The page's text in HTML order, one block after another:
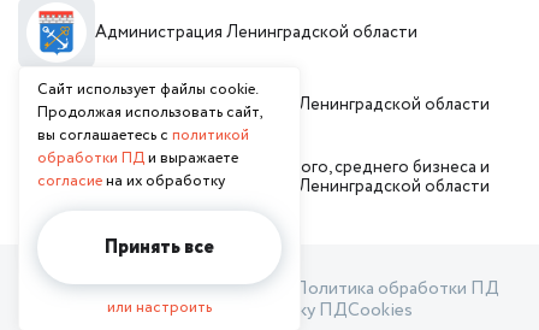
Администрация Ленинградской области
Инвестиционный портал Ленинградской области
Комитет по развитию малого, среднего бизнеса и
потребительского рынка Ленинградской области
Пользовательское соглашение
Политика обработки ПД
Согласие на обработку ПДCookies
Сайт использует файлы cookie.
Продолжая использовать сайт,
вы соглашаетесь с политикой
обработки ПДи выражаете
согласиена их обработку
Принять все
или настроить